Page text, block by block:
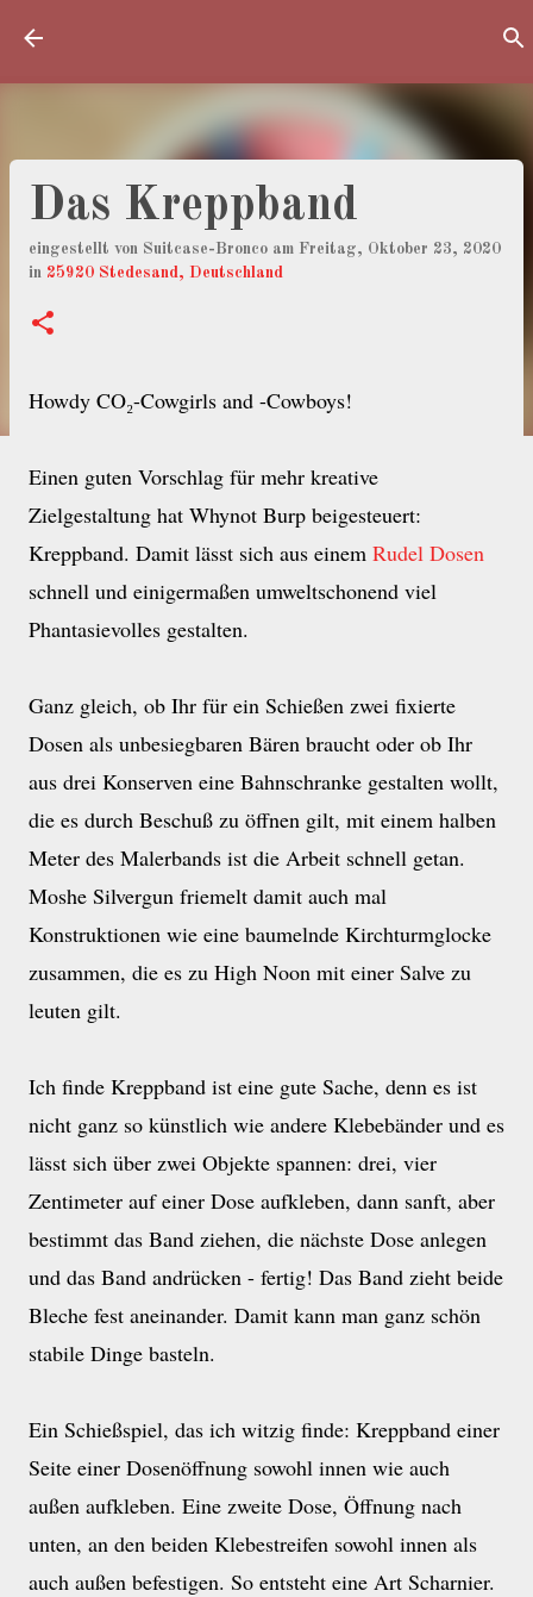
Das Kreppband
eingestellt von Suitcase-Bronco am Freitag, Oktober 23, 2020
in 25920 Stedesand, Deutschland
Howdy CO₂-Cowgirls and -Cowboys!
Einen guten Vorschlag für mehr kreative
Zielgestaltung hat Whynot Burp beigesteuert:
Kreppband. Damit lässt sich aus einem Rudel Dosen
schnell und einigermaßen umweltschonend viel
Phantasievolles gestalten.
Ganz gleich, ob Ihr für ein Schießen zwei fixierte
Dosen als unbesiegbaren Bären braucht oder ob Ihr
aus drei Konserven eine Bahnschranke gestalten wollt,
die es durch Beschuß zu öffnen gilt, mit einem halben
Meter des Malerbands ist die Arbeit schnell getan.
Moshe Silvergun friemelt damit auch mal
Konstruktionen wie eine baumelnde Kirchturmglocke
zusammen, die es zu High Noon mit einer Salve zu
leuten gilt.
Ich finde Kreppband ist eine gute Sache, denn es ist
nicht ganz so künstlich wie andere Klebebänder und es
lässt sich über zwei Objekte spannen: drei, vier
Zentimeter auf einer Dose aufkleben, dann sanft, aber
bestimmt das Band ziehen, die nächste Dose anlegen
und das Band andrücken - fertig! Das Band zieht beide
Bleche fest aneinander. Damit kann man ganz schön
stabile Dinge basteln.
Ein Schießspiel, das ich witzig finde: Kreppband einer
Seite einer Dosenöffnung sowohl innen wie auch
außen aufkleben. Eine zweite Dose, Öffnung nach
unten, an den beiden Klebestreifen sowohl innen als
auch außen befestigen. So entsteht eine Art Scharnier.